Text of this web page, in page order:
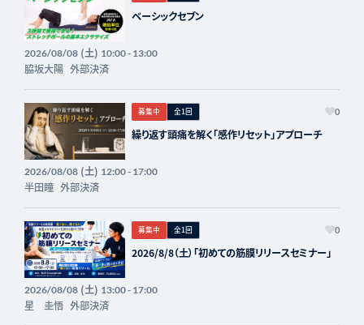
ベーシックセブン
2026/08/08(土) 10:00 - 13:00
脇坂大陽 外部決済
募集中 全1回 0
繰り返す頭痛を解く「感作リセット」アプローチ
2026/08/08(土) 12:00 - 17:00
半田瞳 外部決済
募集中 全1回 0
2026/8/8（土）「初めての筋膜リリースセミナー」
2026/08/08(土) 13:00 - 17:00
星 圭悟 外部決済